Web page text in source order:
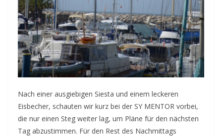
Nach einer ausgiebigen Siesta und einem leckeren
Eisbecher, schauten wir kurz bei der SY MENTOR vorbei,
die nur einen Steg weiter lag, um Pläne für den nächsten
Tag abzustimmen. Für den Rest des Nachmittags